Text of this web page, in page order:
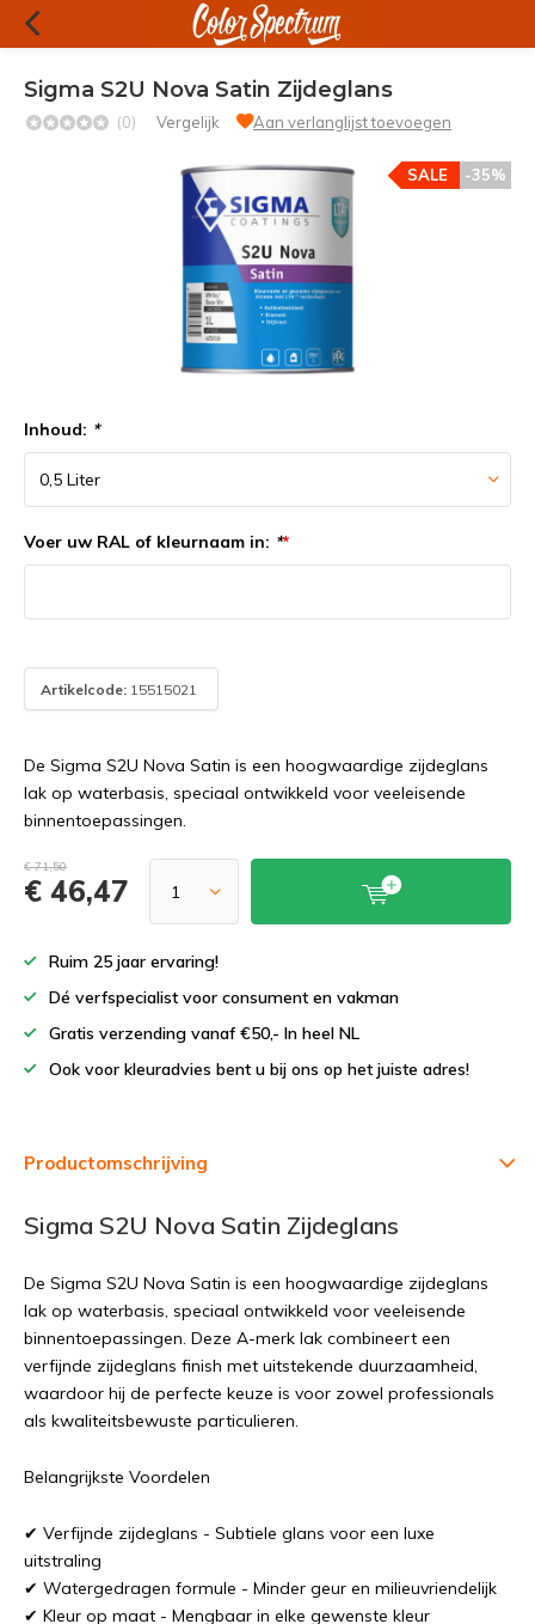
Sigma S2U Nova Satin Zijdeglans
(0) Vergelijk Aan verlanglijst toevoegen
-35%
SALE
Inhoud: *
Voer uw RAL of kleurnaam in: **
Artikelcode: 15515021
De Sigma S2U Nova Satin is een hoogwaardige zijdeglans
lak op waterbasis, speciaal ontwikkeld voor veeleisende
binnentoepassingen.
€ 71,50
€ 46,47
Ruim 25 jaar ervaring!
Dé verfspecialist voor consument en vakman
Gratis verzending vanaf €50,- In heel NL
Ook voor kleuradvies bent u bij ons op het juiste adres!
Productomschrijving
Sigma S2U Nova Satin Zijdeglans
De Sigma S2U Nova Satin is een hoogwaardige zijdeglans
lak op waterbasis, speciaal ontwikkeld voor veeleisende
binnentoepassingen. Deze A-merk lak combineert een
verfijnde zijdeglans finish met uitstekende duurzaamheid,
waardoor hij de perfecte keuze is voor zowel professionals
als kwaliteitsbewuste particulieren.
Belangrijkste Voordelen
✔ Verfijnde zijdeglans - Subtiele glans voor een luxe
uitstraling
✔ Watergedragen formule - Minder geur en milieuvriendelijk
✔ Kleur op maat - Mengbaar in elke gewenste kleur